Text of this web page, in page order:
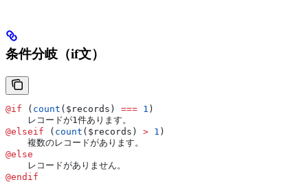
条件分岐（if文）
@if ( count ( $records ) === 1 )
    レコードが1件あります。
@elseif
( count ( $records ) > 1 )
    複数のレコードがあります。
@else
    レコードがありません。
@endif